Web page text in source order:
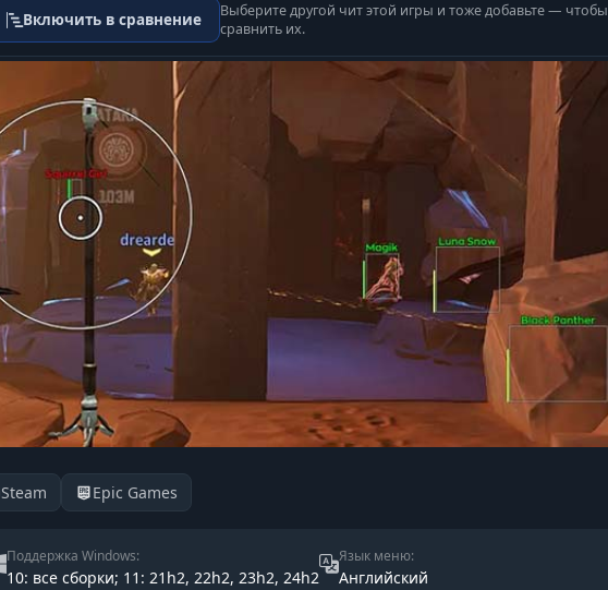
Включить в сравнение
Выберите другой чит этой игры и тоже добавьте — чтобы
сравнить их.
Steam Epic Games
Поддержка Windows:
10: все сборки; 11: 21h2, 22h2, 23h2, 24h2
Язык меню:
Английский